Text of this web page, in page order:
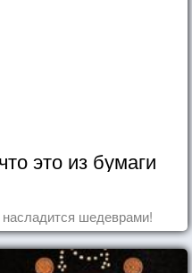
это из бумаги
шедеврами!